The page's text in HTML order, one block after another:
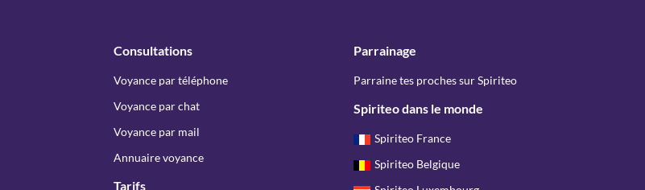
Consultations
Voyance par téléphone
Voyance par chat
Voyance par mail
Annuaire voyance
Tarifs
Parrainage
Parraine tes proches sur Spiriteo
Spiriteo dans le monde
Spiriteo France
Spiriteo Belgique